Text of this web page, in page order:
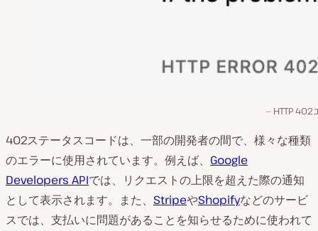
HTTP 402
402ステータスコードは、一部の開発者の間で、様々な種類
のエラーに使用されています。例えば、 Google
Developers APIでは、リクエストの上限を超えた際の通知
として表示されます。また、 StripeやShopifyなどのサービ
スでは、支払いに問題があることを知らせるために使われて